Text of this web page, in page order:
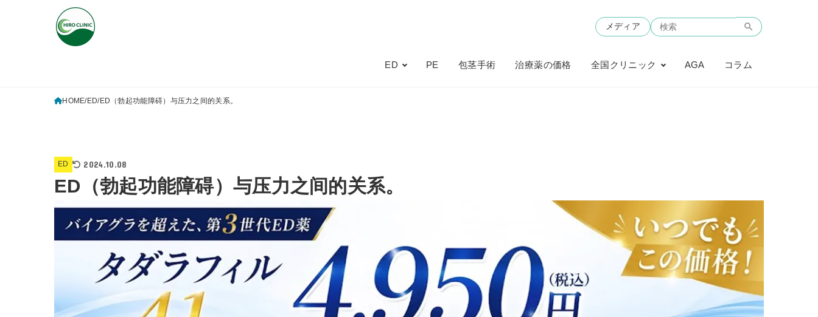
メディア
ED PE 包茎手術 治療薬の価格 全国クリニック AGA コラム
HOME ED ED（勃起功能障碍）与压力之间的关系。
ED 2024.10.08
ED（勃起功能障碍）与压力之间的关系。